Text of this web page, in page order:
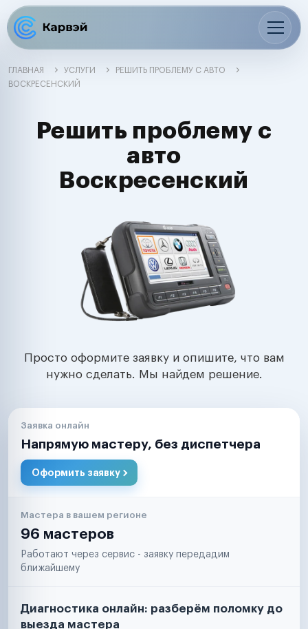
ГЛАВНАЯ УСЛУГИ
РЕШИТЬ ПРОБЛЕМУ С АВТО
ВОСКРЕСЕНСКИЙ
Решить проблему с
авто
Воскресенский
Просто оформите заявку и опишите, что вам
нужно сделать. Мы найдем решение.
Заявка онлайн
Напрямую мастеру, без диспетчера
Оформить заявку
Мастера в вашем регионе
96 мастеров
Работают через сервис - заявку передадим
ближайшему
Диагностика онлайн: разберём поломку до
выезда мастера